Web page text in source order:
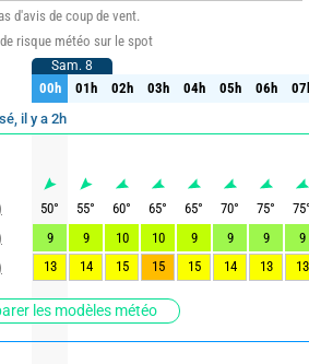
d'avis de coup de vent.
risque météo sur le spot
il y a 2h
les modèles météo
Sam. 8
00h 01h 02h 03h 04h 05h 06h
Sam. 8
00h 01h 02h 03h 04h 05h 06h
50° 55° 60° 65° 65° 70° 75° 75
9
9 10 10 9 9 9
9
13
14 15 15 15 14 13 13